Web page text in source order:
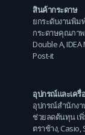
สินค้ากระดาษ
ยกระดับงานพิม
กระดาษคุณภา
Double A, IDEA
Post-it
อุปกรณ์และเครื่
อุปกรณ์สำนักงา
ช่วยลดต้นทุน เ
ตราช้าง,Casio,